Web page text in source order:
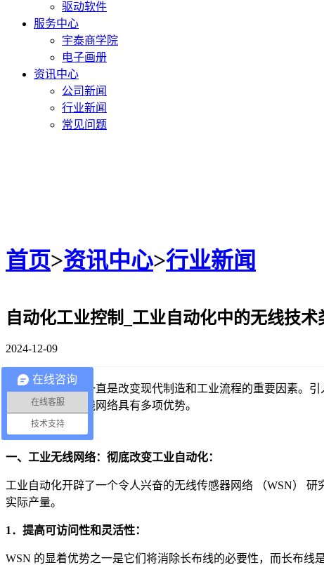
驱动软件
服务中心
宇泰商学院
电子画册
资讯中心
公司新闻
行业新闻
常见问题
首页>资讯中心>行业新闻
自动化工业控制_工业自动化中的无线技术
2024-12-09
自动控制的应用一直是改变现代制造和工业流程的重要因素。
它们比传统的有线网络具有多项优势。
一、工业无线网络：彻底改变工业自动化：
工业自动化开辟了一个令人兴奋的无线传感器网络 （WSN）
实际产量。
1．提高可访问性和灵活性：
WSN 的显着优势之一是它们将消除长布线的必要性，而长布
在线咨询
在线客服
技术支持